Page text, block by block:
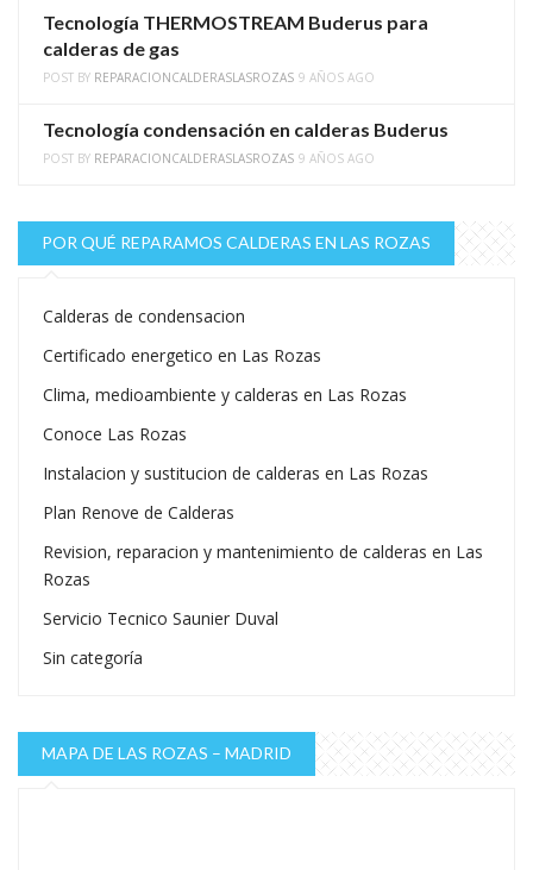
Tecnología THERMOSTREAM Buderus para
calderas de gas
POST BY REPARACIONCALDERASLASROZAS 9 AÑOS AGO
Tecnología condensación en calderas Buderus
POST BY REPARACIONCALDERASLASROZAS 9 AÑOS AGO
POR QUÉ REPARAMOS CALDERAS EN LAS ROZAS
Calderas de condensacion
Certificado energetico en Las Rozas
Clima, medioambiente y calderas en Las Rozas
Conoce Las Rozas
Instalacion y sustitucion de calderas en Las Rozas
Plan Renove de Calderas
Revision, reparacion y mantenimiento de calderas en Las
Rozas
Servicio Tecnico Saunier Duval
Sin categoría
MAPA DE LAS ROZAS – MADRID